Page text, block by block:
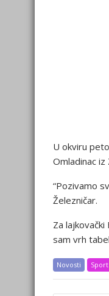
U okviru
Omladinac iz
“Pozivamo
Železničar.
Za
sam vrh
Novosti Sport